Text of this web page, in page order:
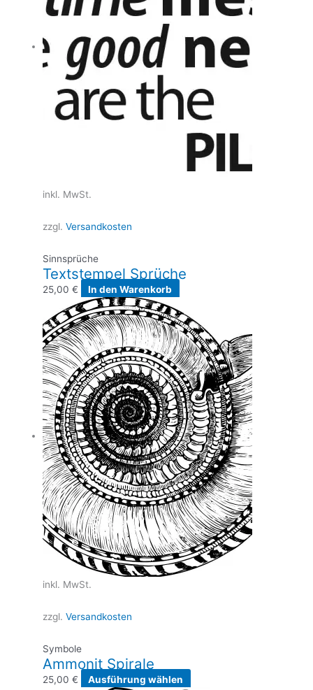
inkl. MwSt.
zzgl.Versandkosten
Sinnsprüche
Textstempel Sprüche
25,00€ In den Warenkorb
inkl. MwSt.
zzgl.Versandkosten
Symbole
Ammonit Spirale
25,00€ Ausführung wählen